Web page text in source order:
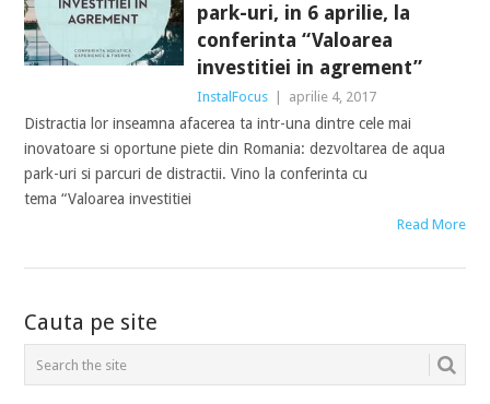
park-uri, in 6 aprilie, la
conferinta “Valoarea
investitiei in agrement”
InstalFocus aprilie 4, 2017
Distractia lor inseamna afacerea ta intr-una dintre cele mai
inovatoare si oportune piete din Romania: dezvoltarea de aqua
park-uri si parcuri de distractii. Vino la conferinta cu
tema “Valoarea investitiei
Read More
POSTS
NAVIGATION
Cauta pe site